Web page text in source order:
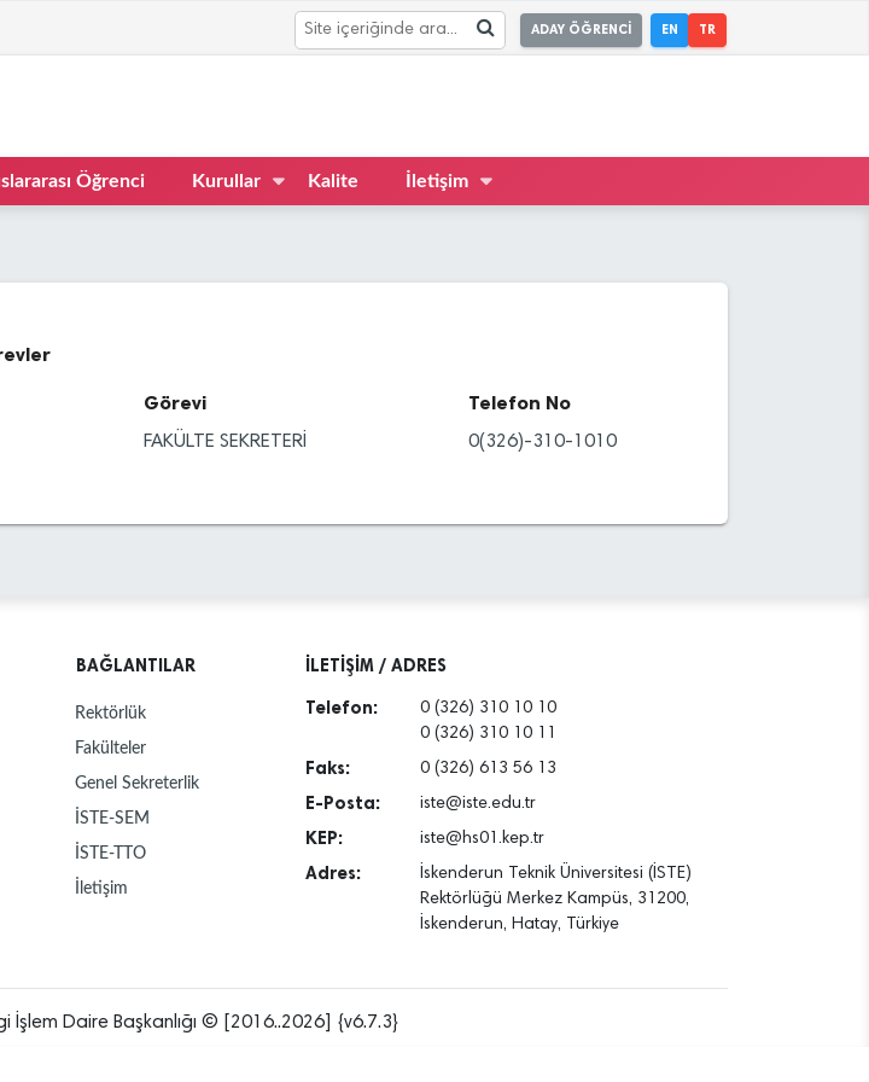
ADAY ÖĞRENCİ EN TR
Öğrenci Kurullar Kalite İletişim
Görevi Telefon No
FAKÜLTE SEKRETERİ 0(326)-310-1010
BAĞLANTILAR
Rektörlük
Fakülteler
Genel Sekreterlik
İSTE-SEM
İSTE-TTO
İletişim
İLETİŞİM / ADRES
Telefon:
0 (326) 310 10 10
0 (326) 310 10 11
Faks: 0 (326) 613 56 13
E-Posta: iste@iste.edu.tr
KEP: iste@hs01.kep.tr
Adres:
İskenderun Teknik Üniversitesi (İSTE)
Rektörlüğü Merkez Kampüs, 31200,
İskenderun, Hatay, Türkiye
İşlem Daire Başkanlığı © [2016..2026] {v6.7.3}